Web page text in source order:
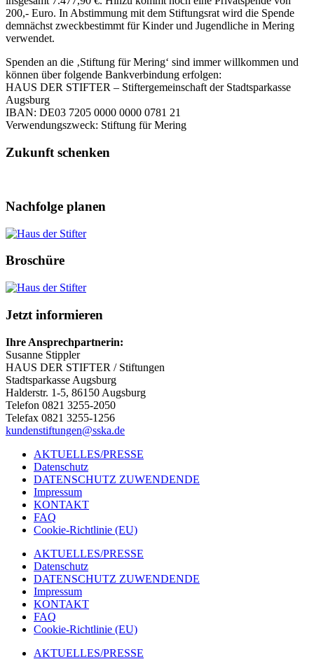
200,- Euro. In Abstimmung mit dem Stiftungsrat wird die Spende
demnächst zweckbestimmt für Kinder und Jugendliche in Mering
verwendet.
Spenden an die ‚Stiftung für Mering‘ sind immer willkommen und
können über folgende Bankverbindung erfolgen:
HAUS DER STIFTER – Stiftergemeinschaft der Stadtsparkasse
Augsburg
IBAN: DE03 7205 0000 0000 0781 21
Verwendungszweck: Stiftung für Mering
Zukunft schenken
Nachfolge planen
Broschüre
Jetzt informieren
Ihre Ansprechpartnerin:
Susanne Stippler
HAUS DER STIFTER / Stiftungen
Stadtsparkasse Augsburg
Halderstr. 1-5, 86150 Augsburg
Telefon 0821 3255-2050
Telefax 0821 3255-1256
kundenstiftungen@sska.de
AKTUELLES/PRESSE
Datenschutz
DATENSCHUTZ ZUWENDENDE
Impressum
KONTAKT
FAQ
Cookie-Richtlinie (EU)
AKTUELLES/PRESSE
Datenschutz
DATENSCHUTZ ZUWENDENDE
Impressum
KONTAKT
FAQ
Cookie-Richtlinie (EU)
AKTUELLES/PRESSE